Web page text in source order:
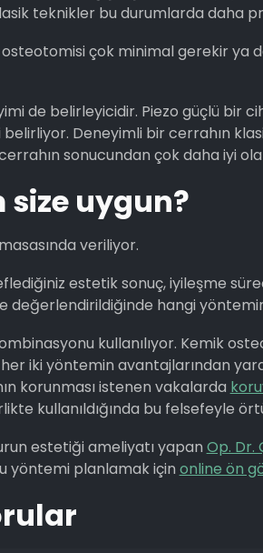
teknikler bu durumlarda daha
osteotomisi çok minimal gerekir ya
de belirleyicidir. Piezo güçlü bir
Deneyimli bir cerrahın
sonucundan çok daha iyi
uygun?
veriliyor.
estetik sonuç, iyileşme
değerlendirildiğinde hangi
kullanılıyor. Kemik
iki yöntemin avantajlarından
korunması istenen vakalarda
kullanıldığında bu felsefeyle
estetiği ameliyatı yapan Op. Dr.
yöntemi planlamak için online ön